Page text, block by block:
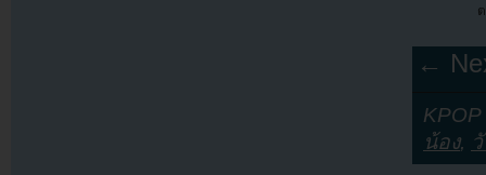
←
น้อง,